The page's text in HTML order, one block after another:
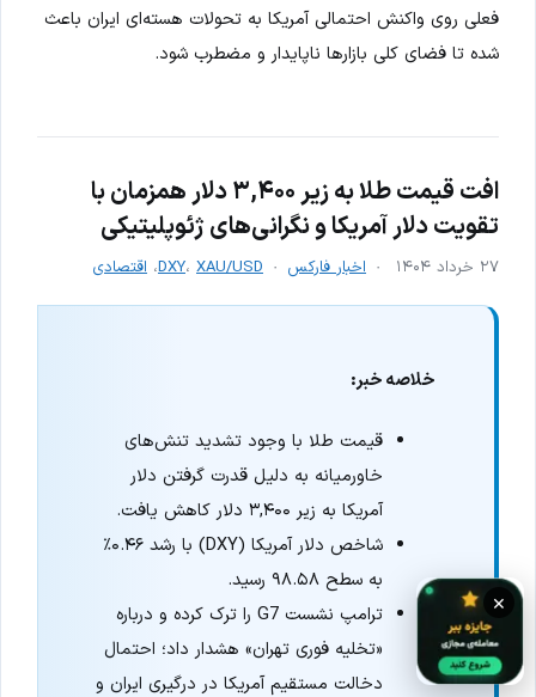
فعلی روی واکنش احتمالی آمریکا به تحولات هسته‌ای ایران باعث
شده تا فضای کلی بازارها ناپایدار و مضطرب شود.
افت قیمت طلا به زیر ۳,۴۰۰ دلار همزمان با
تقویت دلار آمریکا و نگرانی‌های ژئوپلیتیکی
۲۷ خرداد ۱۴۰۴ اخبار فارکس DXY، XAU/USD ، اقتصادی
خلاصه خبر:
قیمت طلا با وجود تشدید تنش‌های
خاورمیانه به دلیل قدرت گرفتن دلار
آمریکا به زیر ۳,۴۰۰ دلار کاهش یافت.
شاخص دلار آمریکا (DXY) با رشد ۰.۴۶٪
به سطح ۹۸.۵۸ رسید.
ترامپ نشست G7 را ترک کرده و درباره
«تخلیه فوری تهران» هشدار داد؛ احتمال
دخالت مستقیم آمریکا در درگیری ایران و
×